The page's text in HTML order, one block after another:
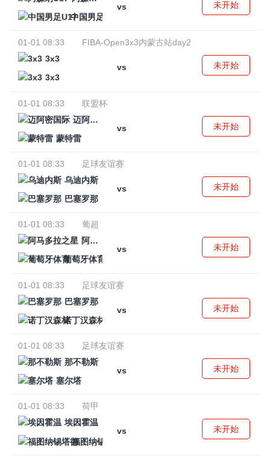
vs
中国男足U17
未开始
01-01 08:33
FIBA-Open3x3内蒙古站day2
3x3
vs
3x3
未开始
01-01 08:33
联盟杯
迈阿密国际
vs
蒙特雷
未开始
01-01 08:33
足球友谊赛
乌迪内斯
vs
巴塞罗那
未开始
01-01 08:33
葡超
阿马多拉之星
vs
葡萄牙体育
未开始
01-01 08:33
足球友谊赛
巴塞罗那
vs
诺丁汉森林
未开始
01-01 08:33
足球友谊赛
那不勒斯
vs
塞尔塔
未开始
01-01 08:33
荷甲
埃因霍温
vs
福图纳锡塔德
未开始